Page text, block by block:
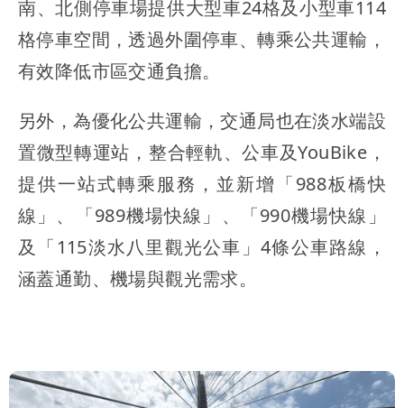
南、北側停車場提供大型車24格及小型車114
格停車空間，透過外圍停車、轉乘公共運輸，
有效降低市區交通負擔。
另外，為優化公共運輸，交通局也在淡水端設
置微型轉運站，整合輕軌、公車及YouBike，
提供一站式轉乘服務，並新增「988板橋快
線」、「989機場快線」、「990機場快線」
及「115淡水八里觀光公車」4條公車路線，
涵蓋通勤、機場與觀光需求。